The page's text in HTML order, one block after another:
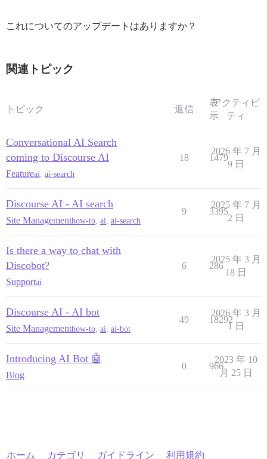
これについてのアップデートはありますか？
関連トピック
トピック 返信
表
示
アクティビ
ティ
Conversational AI Search
coming to Discourse AI
Featureai ai-search
18 1479
2026 年 7 月
9 日
Discourse AI - AI search
Site Managementhow-to ai ai-search
9 3395
2025 年 7 月
2 日
Is there a way to chat with
Discobot?
Supportai
6 286
2025 年 3 月
18 日
Discourse AI - AI bot
Site Managementhow-to ai ai-bot
49 18292
2026 年 3 月
1 日
Introducing AI Bot 🤖
Blog
0 966
2023 年 10
月 25 日
ホーム カテゴリ ガイドライン 利用規約